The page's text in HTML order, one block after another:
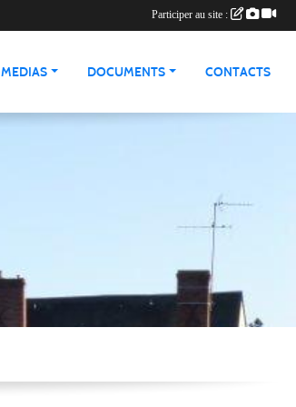
MEDIAS DOCUMENTS CONTACTS
Participer au site :